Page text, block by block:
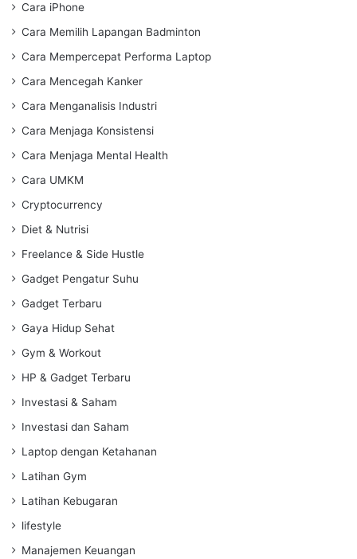
Cara iPhone
Cara Memilih Lapangan Badminton
Cara Mempercepat Performa Laptop
Cara Mencegah Kanker
Cara Menganalisis Industri
Cara Menjaga Konsistensi
Cara Menjaga Mental Health
Cara UMKM
Cryptocurrency
Diet & Nutrisi
Freelance & Side Hustle
Gadget Pengatur Suhu
Gadget Terbaru
Gaya Hidup Sehat
Gym & Workout
HP & Gadget Terbaru
Investasi & Saham
Investasi dan Saham
Laptop dengan Ketahanan
Latihan Gym
Latihan Kebugaran
lifestyle
Manajemen Keuangan